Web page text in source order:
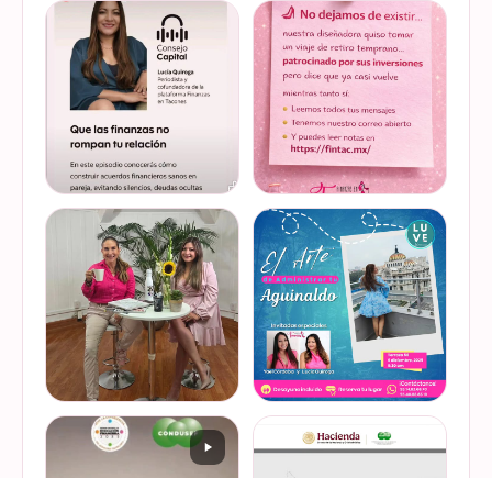
Felices de haber sido
invitadas, por cuarto año
consecutivo, a participar en
la Global Money Week, una
iniciativa que impulsa la
educación f…
VER EN
INSTAGRAM
Del 17 al 22 de marzo se
lleva a cabo la Global
Money Week 2026 (Semana
Mundial del Dinero).
Finanzas en Tacones
somos parte de esta
Jornada…
VER EN
INSTAGRAM
@lucyquiroga tuvo la
oportunidad de conversar
con la gran Ilana Sod, en el
#podcast Consejo Capital
de @scotiabankmx Gracias
por la invitac…
VER EN
INSTAGRAM
Prometemos que no
desaparecimos… solo
estamos reorganizando
todo (y esperando a que el
diseñador vuelva del retiro
😅). No estamos publicand…
VER EN
INSTAGRAM
De cuando te toca ser la
entrevistada. Un placer
platicar con Esther Luiselli
mejor forma de gestionar
ese dinero extra de fin de